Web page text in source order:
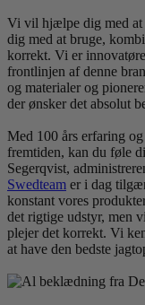
Vi vil hjælpe dig med at
dig med at bruge,
korrekt. Vi er
frontlinjen af ​​denne
og materialer og
der ønsker det absolut
Med 100 års erfaring
fremtiden, kan du føle
Segerqvist,
Swedteam er i dag
konstant vores
det rigtige udstyr, men
plejer det korrekt. Vi
at have den bedste